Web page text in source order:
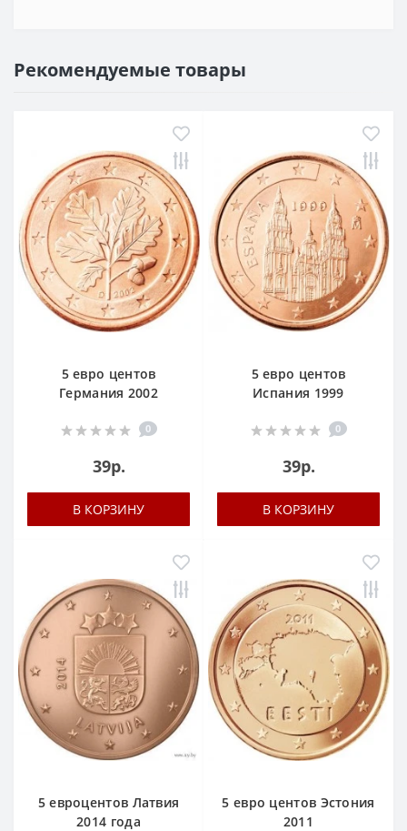
Рекомендуемые товары
5 евро центов
Германия 2002
0
39р.
В КОРЗИНУ
5 евро центов
Испания 1999
0
39р.
В КОРЗИНУ
5 евроцентов Латвия
2014 года
5 евро центов Эстония
2011